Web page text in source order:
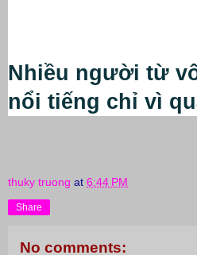
Nhiều người từ
nổi tiếng chỉ vì
thuky truong at 6:44 PM
Share
No comments: